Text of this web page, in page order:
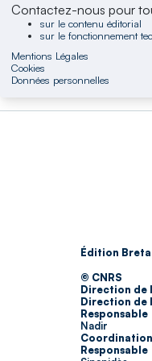
Contactez-nous pour
sur le contenu éditorial
sur le fonctionnement
Mentions Légales
Cookies
Données personnelles
Édition
© CNRS
Direction de
Direction de
Nadir